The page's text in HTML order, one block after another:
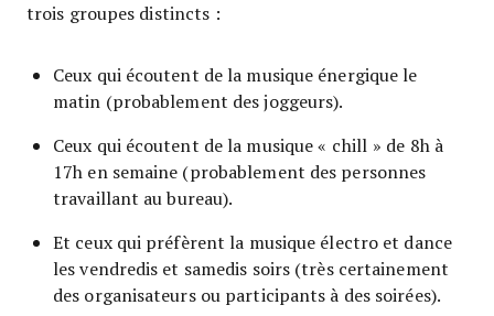
trois groupes distincts :
Ceux qui écoutent de la musique énergique le
matin (probablement des joggeurs).
Ceux qui écoutent de la musique « chill » de 8h à
17h en semaine (probablement des personnes
travaillant au bureau).
Et ceux qui préfèrent la musique électro et dance
les vendredis et samedis soirs (très certainement
des organisateurs ou participants à des soirées).